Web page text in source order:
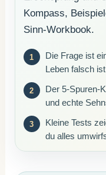
Kompass,
Sinn-Workbook.
Die Frage ist
Leben falsch ist
Der 5-Spuren-
und echte
Kleine Tests
du alles